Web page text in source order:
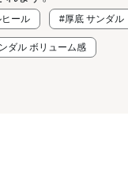
ール #厚底 サンダル
ダル ボリューム感